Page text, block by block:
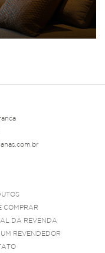
COMPRAR
DA REVENDA
REVENDEDOR